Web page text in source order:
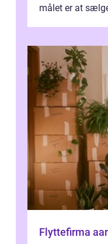
målet er at
Flyttefirma